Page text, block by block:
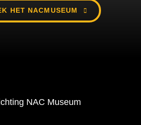
HET NACMUSEUM